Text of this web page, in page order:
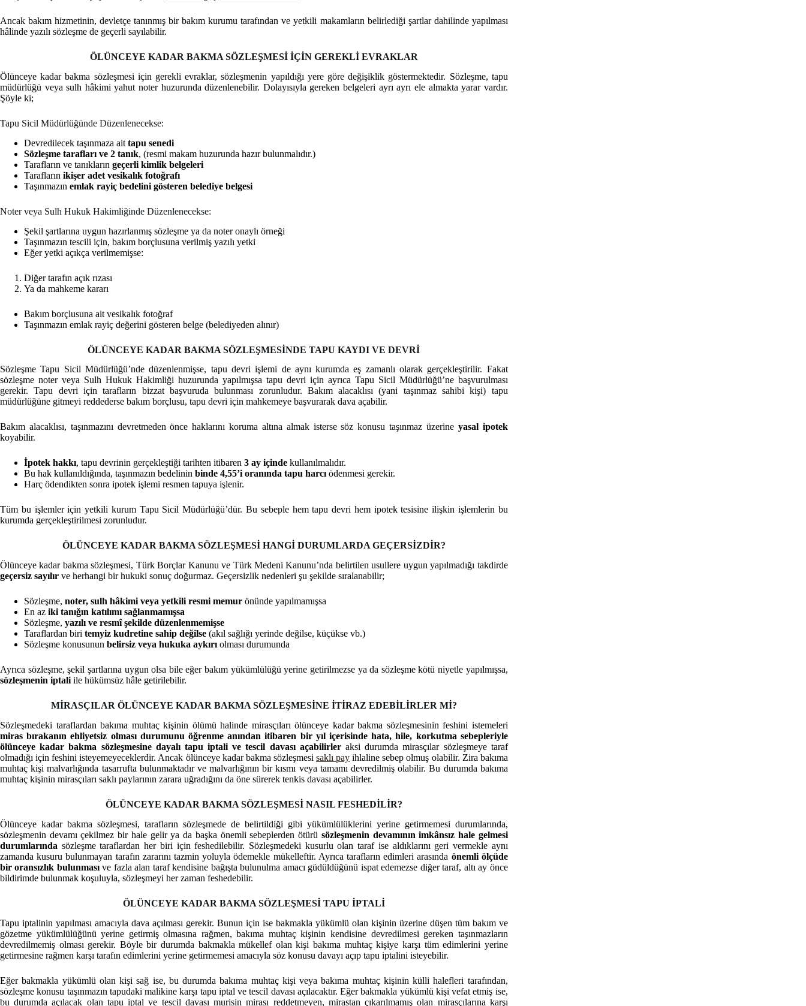
Ancak bakım hizmetinin, devletçe tanınmış bir bakım kurumu tarafından ve yetkili makamların belirlediği şartlar dahilinde yapılması
hâlinde yazılı sözleşme de geçerli sayılabilir.
ÖLÜNCEYE KADAR BAKMA SÖZLEŞMESİ İÇİN GEREKLİ EVRAKLAR
Ölünceye kadar bakma sözleşmesi için gerekli evraklar, sözleşmenin yapıldığı yere göre değişiklik göstermektedir. Sözleşme, tapu
müdürlüğü veya sulh hâkimi yahut noter huzurunda düzenlenebilir. Dolayısıyla gereken belgeleri ayrı ayrı ele almakta yarar vardır.
Şöyle ki;
Tapu Sicil Müdürlüğünde Düzenlenecekse:
Devredilecek taşınmaza ait tapu senedi
Sözleşme tarafları ve 2 tanık, (resmi makam huzurunda hazır bulunmalıdır.)
Tarafların ve tanıkların geçerli kimlik belgeleri
Tarafların ikişer adet vesikalık fotoğrafı
Taşınmazın emlak rayiç bedelini gösteren belediye belgesi
Noter veya Sulh Hukuk Hakimliğinde Düzenlenecekse:
Şekil şartlarına uygun hazırlanmış sözleşme ya da noter onaylı örneği
Taşınmazın tescili için, bakım borçlusuna verilmiş yazılı yetki
Eğer yetki açıkça verilmemişse:
Diğer tarafın açık rızası
Ya da mahkeme kararı
Bakım borçlusuna ait vesikalık fotoğraf
Taşınmazın emlak rayiç değerini gösteren belge (belediyeden alınır)
ÖLÜNCEYE KADAR BAKMA SÖZLEŞMESİNDE TAPU KAYDI VE DEVRİ
Sözleşme Tapu Sicil Müdürlüğü’nde düzenlenmişse, tapu devri işlemi de aynı kurumda eş zamanlı olarak gerçekleştirilir. Fakat
sözleşme noter veya Sulh Hukuk Hakimliği huzurunda yapılmışsa tapu devri için ayrıca Tapu Sicil Müdürlüğü’ne başvurulması
gerekir. Tapu devri için tarafların bizzat başvuruda bulunması zorunludur. Bakım alacaklısı (yani taşınmaz sahibi kişi) tapu
müdürlüğüne gitmeyi reddederse bakım borçlusu, tapu devri için mahkemeye başvurarak dava açabilir.
Bakım alacaklısı, taşınmazını devretmeden önce haklarını koruma altına almak isterse söz konusu taşınmaz üzerine yasal ipotek
koyabilir.
İpotek hakkı, tapu devrinin gerçekleştiği tarihten itibaren 3 ay içinde kullanılmalıdır.
Bu hak kullanıldığında, taşınmazın bedelinin binde 4,55’i oranında tapu harcı ödenmesi gerekir.
Harç ödendikten sonra ipotek işlemi resmen tapuya işlenir.
Tüm bu işlemler için yetkili kurum Tapu Sicil Müdürlüğü’dür. Bu sebeple hem tapu devri hem ipotek tesisine ilişkin işlemlerin bu
kurumda gerçekleştirilmesi zorunludur.
ÖLÜNCEYE KADAR BAKMA SÖZLEŞMESİ HANGİ DURUMLARDA GEÇERSİZDİR?
Ölünceye kadar bakma sözleşmesi, Türk Borçlar Kanunu ve Türk Medeni Kanunu’nda belirtilen usullere uygun yapılmadığı takdirde
geçersiz sayılır ve herhangi bir hukuki sonuç doğurmaz. Geçersizlik nedenleri şu şekilde sıralanabilir;
Sözleşme, noter, sulh hâkimi veya yetkili resmi memur önünde yapılmamışsa
En az iki tanığın katılımı sağlanmamışsa
Sözleşme, yazılı ve resmî şekilde düzenlenmemişse
Taraflardan biri temyiz kudretine sahip değilse (akıl sağlığı yerinde değilse, küçükse vb.)
Sözleşme konusunun belirsiz veya hukuka aykırı olması durumunda
Ayrıca sözleşme, şekil şartlarına uygun olsa bile eğer bakım yükümlülüğü yerine getirilmezse ya da sözleşme kötü niyetle yapılmışsa,
sözleşmenin iptali ile hükümsüz hâle getirilebilir.
MİRASÇILAR ÖLÜNCEYE KADAR BAKMA SÖZLEŞMESİNE İTİRAZ EDEBİLİRLER Mİ?
Sözleşmedeki taraflardan bakıma muhtaç kişinin ölümü halinde mirasçıları ölünceye kadar bakma sözleşmesinin feshini istemeleri
miras bırakanın ehliyetsiz olması durumunu öğrenme anından itibaren bir yıl içerisinde hata, hile, korkutma sebepleriyle
ölünceye kadar bakma sözleşmesine dayalı tapu iptali ve tescil davası açabilirleraksi durumda mirasçılar sözleşmeye taraf
olmadığı için feshini isteyemeyeceklerdir. Ancak ölünceye kadar bakma sözleşmesi saklı pay ihlaline sebep olmuş olabilir. Zira bakıma
muhtaç kişi malvarlığında tasarrufta bulunmaktadır ve malvarlığının bir kısmı veya tamamı devredilmiş olabilir. Bu durumda bakıma
muhtaç kişinin mirasçıları saklı paylarının zarara uğradığını da öne sürerek tenkis davası açabilirler.
ÖLÜNCEYE KADAR BAKMA SÖZLEŞMESİ NASIL FESHEDİLİR?
Ölünceye kadar bakma sözleşmesi, tarafların sözleşmede de belirtildiği gibi yükümlülüklerini yerine getirmemesi durumlarında,
sözleşmenin devamı çekilmez bir hale gelir ya da başka önemli sebeplerden ötürü sözleşmenin devamının imkânsız hale gelmesi
durumlarında sözleşme taraflardan her biri için feshedilebilir. Sözleşmedeki kusurlu olan taraf ise aldıklarını geri vermekle aynı
zamanda kusuru bulunmayan tarafın zararını tazmin yoluyla ödemekle mükelleftir. Ayrıca tarafların edimleri arasında önemli ölçüde
bir oransızlık bulunmasıve fazla alan taraf kendisine bağışta bulunulma amacı güdüldüğünü ispat edemezse diğer taraf, altı ay önce
bildirimde bulunmak koşuluyla, sözleşmeyi her zaman feshedebilir.
ÖLÜNCEYE KADAR BAKMA SÖZLEŞMESİ TAPU İPTALİ
Tapu iptalinin yapılması amacıyla dava açılması gerekir. Bunun için ise bakmakla yükümlü olan kişinin üzerine düşen tüm bakım ve
gözetme yükümlülüğünü yerine getirmiş olmasına rağmen, bakıma muhtaç kişinin kendisine devredilmesi gereken taşınmazların
devredilmemiş olması gerekir. Böyle bir durumda bakmakla mükellef olan kişi bakıma muhtaç kişiye karşı tüm edimlerini yerine
getirmesine rağmen karşı tarafın edimlerini yerine getirmemesi amacıyla söz konusu davayı açıp tapu iptalini isteyebilir.
Eğer bakmakla yükümlü olan kişi sağ ise, bu durumda bakıma muhtaç kişi veya bakıma muhtaç kişinin külli halefleri tarafından,
sözleşme konusu taşınmazın tapudaki malikine karşı tapu iptal ve tescil davası açılacaktır. Eğer bakmakla yükümlü kişi vefat etmiş ise,
bu durumda açılacak olan tapu iptal ve tescil davası murisin mirası reddetmeyen, mirastan çıkarılmamış olan mirasçılarına karşı